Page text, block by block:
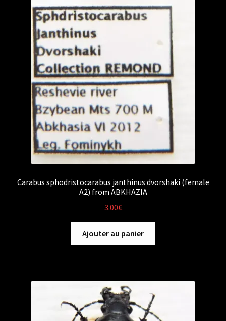
Carabus sphodristocarabus janthinus dvorshaki (female
A2) from ABKHAZIA
3.00€
Ajouter au panier